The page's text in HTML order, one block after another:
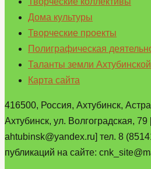
Дома культуры
Творческие проекты
Полиграфическая
Таланты земли Ахтубинской
Карта сайта
416500, Россия, Ахтубинск,
Ахтубинск, ул. Волгоградская,
ahtubinsk@yandex.ru] тел. 8
публикаций на сайте: